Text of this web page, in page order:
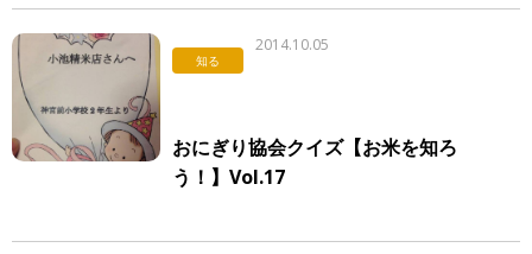
知る
2014.10.05
おにぎり協会クイズ【お米を知ろ
う！】Vol.17